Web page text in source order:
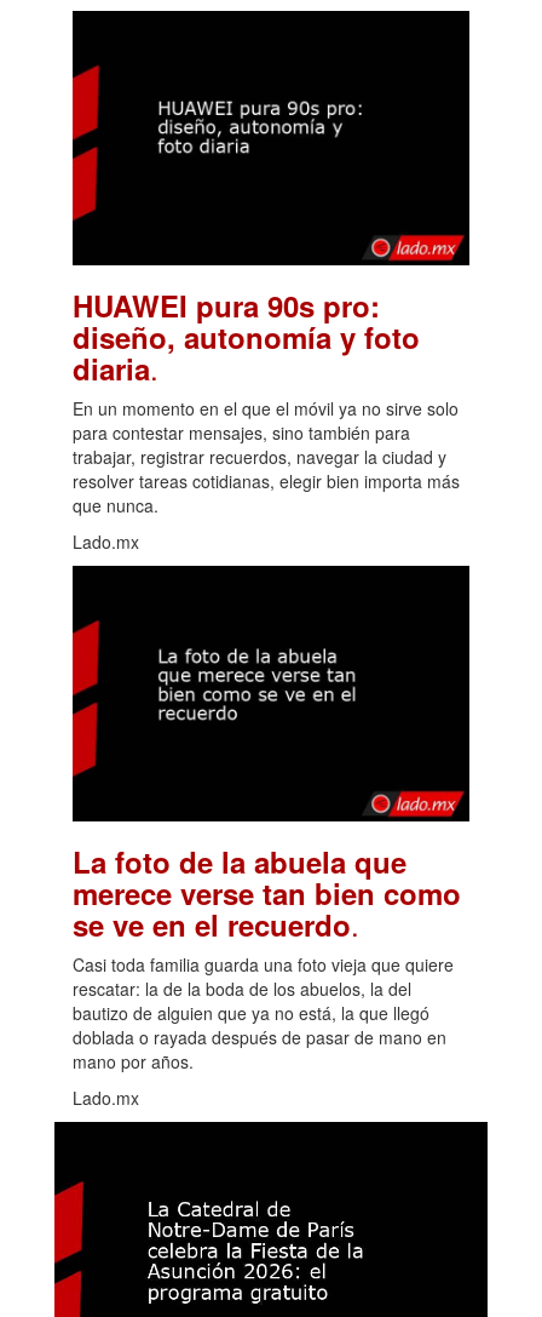
HUAWEI pura 90s pro:
diseño, autonomía y foto
diaria.
En un momento en el que el móvil ya no sirve solo
para contestar mensajes, sino también para
trabajar, registrar recuerdos, navegar la ciudad y
resolver tareas cotidianas, elegir bien importa más
que nunca.
Lado.mx
La foto de la abuela que
merece verse tan bien como
se ve en el recuerdo.
Casi toda familia guarda una foto vieja que quiere
rescatar: la de la boda de los abuelos, la del
bautizo de alguien que ya no está, la que llegó
doblada o rayada después de pasar de mano en
mano por años.
Lado.mx